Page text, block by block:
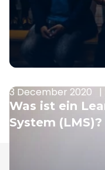
3 December 2020 |
Was ist ein
System (LMS)?